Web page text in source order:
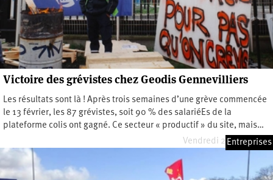
Victoire des grévistes chez Geodis Gennevilliers
Les résultats sont là ! Après trois semaines d’une grève commencée
le 13 février, les 87 grévistes, soit 90 % des salariéEs de la
plateforme colis ont gagné. Ce secteur « productif » du site, mais…
Vendredi 21 mars 2025
Entreprises